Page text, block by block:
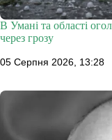
В Умані та області
через грозу
05 Серпня 2026, 13:28